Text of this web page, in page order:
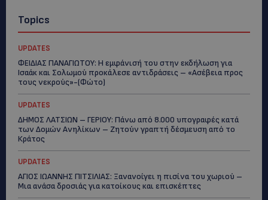
Topics
UPDATES
ΦΕΙΔΙΑΣ ΠΑΝΑΓΙΩΤΟΥ: Η εμφάνισή του στην εκδήλωση για
Ισαάκ και Σολωμού προκάλεσε αντιδράσεις – «Ασέβεια προς
τους νεκρούς»-(Φώτο)
UPDATES
ΔΗΜΟΣ ΛΑΤΣΙΩΝ – ΓΕΡΙΟΥ: Πάνω από 8.000 υπογραφές κατά
των Δομών Ανηλίκων – Ζητούν γραπτή δέσμευση από το
Κράτος
UPDATES
ΑΓΙΟΣ ΙΩΑΝΝΗΣ ΠΙΤΣΙΛΙΑΣ: Ξανανοίγει η πισίνα του χωριού –
Μια ανάσα δροσιάς για κατοίκους και επισκέπτες